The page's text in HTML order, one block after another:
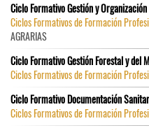
Ciclo Formativo Gestión y
Ciclos Formativos de Formación
AGRARIAS
Ciclo Formativo Gestión Forestal y del
Ciclos Formativos de Formación
Ciclo Formativo Documentación
Ciclos Formativos de Formación